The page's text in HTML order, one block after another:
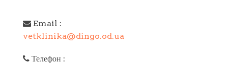
Email :
vetklinika@dingo.od.ua
Телефон :